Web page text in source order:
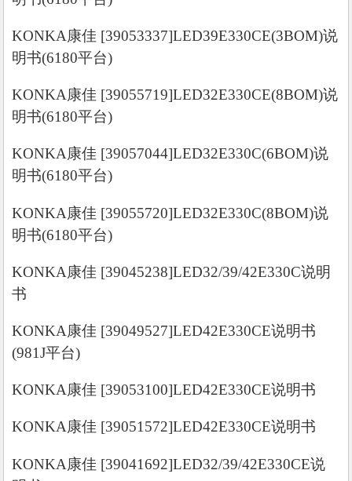
KONKA康佳 [39053337]LED39E330CE(3BOM)说
明书(6180平台)
KONKA康佳 [39055719]LED32E330CE(8BOM)说
明书(6180平台)
KONKA康佳 [39057044]LED32E330C(6BOM)说
明书(6180平台)
KONKA康佳 [39055720]LED32E330C(8BOM)说
明书(6180平台)
KONKA康佳 [39045238]LED32/39/42E330C说明
书
KONKA康佳 [39049527]LED42E330CE说明书
(981J平台)
KONKA康佳 [39053100]LED42E330CE说明书
KONKA康佳 [39051572]LED42E330CE说明书
KONKA康佳 [39041692]LED32/39/42E330CE说